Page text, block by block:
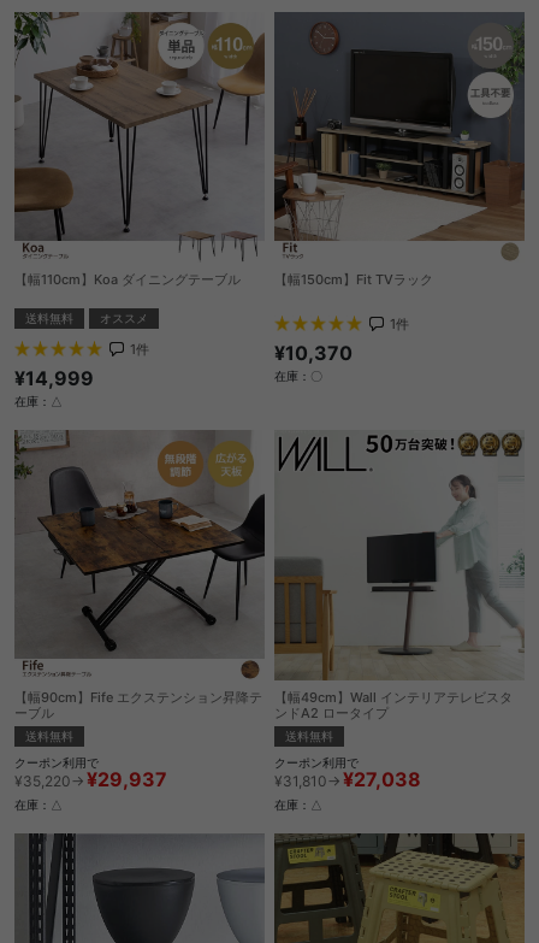
【幅110cm】Koa ダイニングテーブル
送料無料 オススメ
1件
¥14,999
在庫：△
【幅150cm】Fit TVラック
1件
¥10,370
在庫：〇
【幅90cm】Fife エクステンション昇降テ
ーブル
送料無料
クーポン利用で
¥35,220→ ¥29,937
在庫：△
【幅49cm】Wall インテリアテレビスタ
ンドA2 ロータイプ
送料無料
クーポン利用で
¥31,810→ ¥27,038
在庫：△